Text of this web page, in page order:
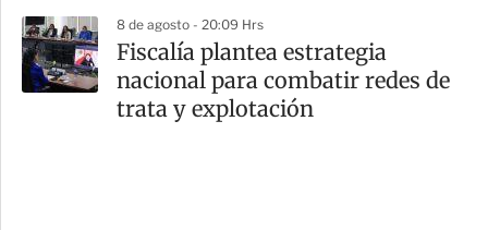
8 de agosto - 20:09 Hrs
Fiscalía plantea estrategia
nacional para combatir redes de
trata y explotación